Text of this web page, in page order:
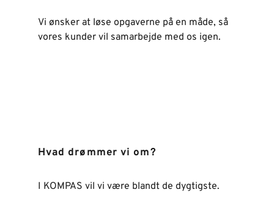
Vi ønsker at løse opgaverne på en måde, så
vores kunder vil samarbejde med os igen.
Hvad drømmer vi om?
I KOMPAS vil vi være blandt de dygtigste.